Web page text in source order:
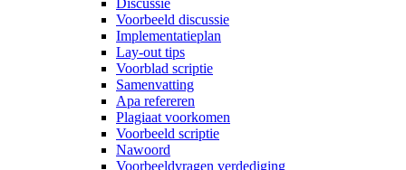
Discussie
Voorbeeld discussie
Implementatieplan
Lay-out tips
Voorblad scriptie
Samenvatting
Apa refereren
Plagiaat voorkomen
Voorbeeld scriptie
Nawoord
Voorbeeldvragen verdediging